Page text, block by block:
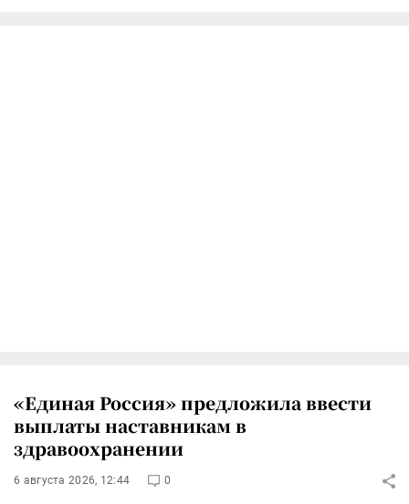
«Единая Россия» предложила ввести
выплаты наставникам в
здравоохранении
6 августа 2026, 12:44 0